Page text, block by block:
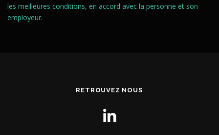
les meilleures conditions, en accord avec la personne et son
employeur.
RETROUVEZ NOUS